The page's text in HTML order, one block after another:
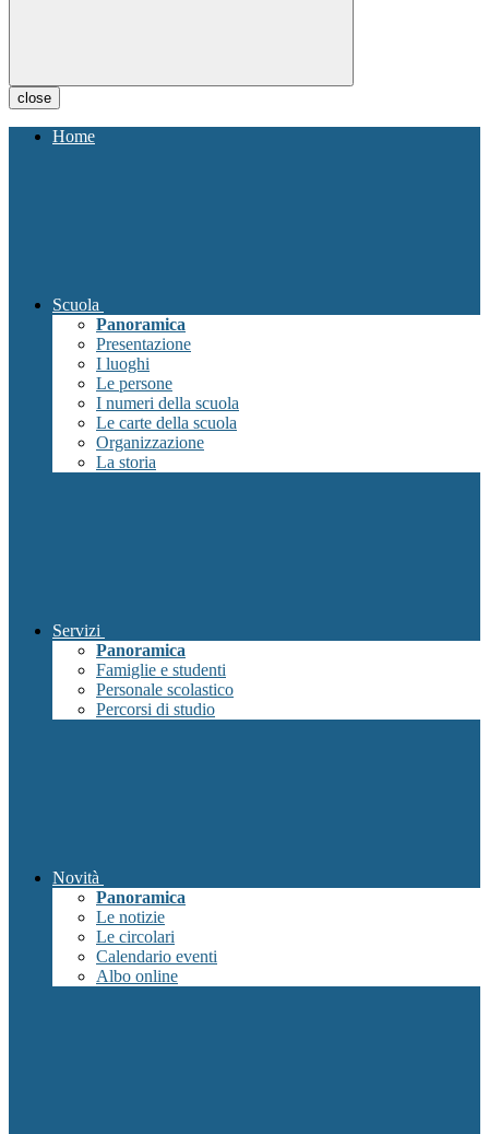
close
Home
Scuola
Panoramica
Presentazione
I luoghi
Le persone
I numeri della scuola
Le carte della scuola
Organizzazione
La storia
Servizi
Panoramica
Famiglie e studenti
Personale scolastico
Percorsi di studio
Novità
Panoramica
Le notizie
Le circolari
Calendario eventi
Albo online